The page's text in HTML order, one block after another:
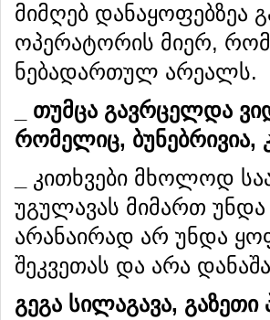
მიმღებ დანაყოფებზეა
ოპერატორის მიერ,
ნებადართულ არეალს.
თუმცა გავრცელდა
რომელიც, ბუნებრივია,
კითხვები მხოლოდ
უგულავას მიმართ
არანაირად არ უნდა
შეკვეთას და არა
გეგა სილაგავა, გაზეთი